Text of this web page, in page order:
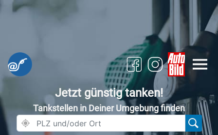
Jetzt günstig tanken!
Tankstellen in Deiner Umgebung finden